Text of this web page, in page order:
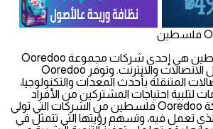
شركة Ooredoo فلسطين هي إحدى شركات مجموعة Ooredoo
العالمية الرائدة في مجال الاتصالات والانترنت. وتوفر Ooredoo
المتنقلة بأحدث المعدات والتكنولوجيا،
احتياجات المشتركين من الأفراد
والشركات. وتعتبر شركة Ooredoo فلسطين من الشركات التي تولي
تعمل فيه، وتسهم رؤيتها التي تتمثل في